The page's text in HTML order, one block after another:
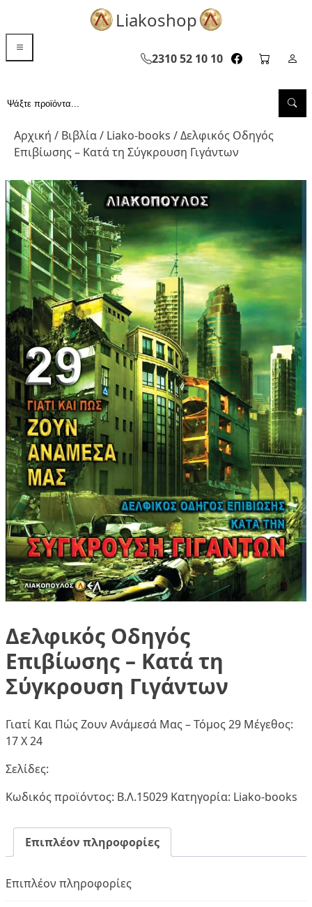
Liakoshop
2310 52 10 10 facebook
cart
Αναζήτηση...
Αρχική / Βιβλία/ Liako-books / Δελφικός Οδηγός
Επιβίωσης – Κατά τη Σύγκρουση Γιγάντων
Δελφικός Οδηγός
Επιβίωσης – Κατά τη
Σύγκρουση Γιγάντων
Γιατί Και Πώς Ζουν Ανάμεσά Μας – Τόμος 29 Μέγεθος:
17 Χ 24
Σελίδες:
Κωδικός προϊόντος: Β.Λ.15029 Κατηγορία: Liako-books
Επιπλέον πληροφορίες
Επιπλέον πληροφορίες